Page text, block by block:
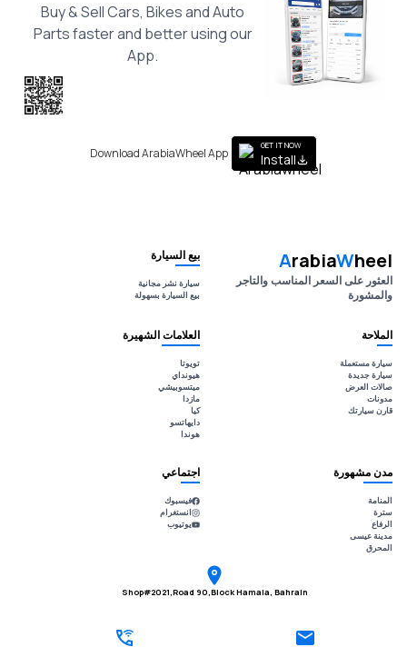
Buy & Sell Cars, Bikes and Auto
Parts faster and better using our
App.
Download ArabiaWheel App
GET IT NOW
Install
ArabiaWheel
العثور على السعر المناسب والتاجر
والمشورة
بيع السيارة
سيارة نشر مجانية
بيع السيارة بسهولة
الملاحة
سيارة مستعملة
سيارة جديدة
صالات العرض
مدونات
قارن سيارتك
العلامات الشهيرة
تويوتا
هيونداي
ميتسوبيشي
مازدا
كيا
دايهاتسو
هوندا
مدن مشهورة
المنامة
سترة
الرفاع
مدينة عيسى
المحرق
اجتماعي
فيسبوك
انستغرام
يوتيوب
Shop#2021,Road 90,Block Hamala, Bahrain